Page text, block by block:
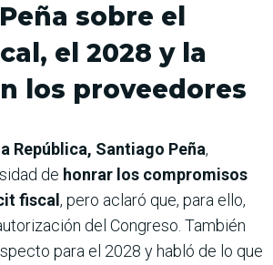
sobre el
el 2028 y la
los proveedores
República, Santiago Peña,
de honrar los compromisos
fiscal , pero aclaró que, para ello,
del Congreso. También
para el 2028 y habló de lo que